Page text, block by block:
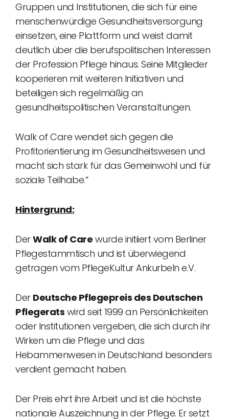
Gruppen und Institutionen, die sich für eine
menschenwürdige Gesundheitsversorgung
einsetzen, eine Plattform und weist damit
deutlich über die berufspolitischen Interessen
der Profession Pflege hinaus. Seine Mitglieder
kooperieren mit weiteren Initiativen und
beteiligen sich regelmäßig an
gesundheitspolitischen Veranstaltungen.
Walk of Care wendet sich gegen die
Profitorientierung im Gesundheitswesen und
macht sich stark für das Gemeinwohl und für
soziale Teilhabe.“
Hintergrund:
DerWalk of Care wurde initiiert vom Berliner
Pflegestammtisch und ist überwiegend
getragen vom PflegeKultur Ankurbeln e.V.
Der Deutsche Pflegepreis des Deutschen
Pflegerats wird seit 1999 an Persönlichkeiten
oder Institutionen vergeben, die sich durch ihr
Wirken um die Pflege und das
Hebammenwesen in Deutschland besonders
verdient gemacht haben.
Der Preis ehrt ihre Arbeit und ist die höchste
nationale Auszeichnung in der Pflege. Er setzt